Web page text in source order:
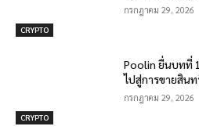
CRYPTO
กรกฎาคม 29, 2026
CRYPTO
Poolin ยื่นบทที่
ไปสู่การขายสิน
กรกฎาคม 29, 2026